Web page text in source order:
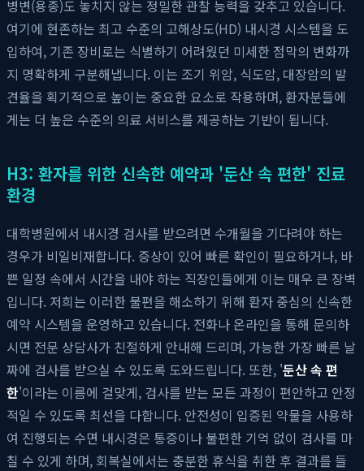
병변(용종)도 놓치지 않는 정밀한 관찰 능력을 갖추고 있습니다.
여기에 현존하는 최고 수준의 고해상도(HD) 내시경 시스템을 도
입하여, 기존 장비로는 식별하기 어려웠던 미세한 점막의 변화까
지 명확하게 구분해냅니다. 이는 조기 위암, 식도암, 대장암의 발
견율을 획기적으로 높이는 중요한 요소로 작용하며, 환자분들에
게는 더 높은 수준의 의료 서비스를 제공하는 기반이 됩니다.
H3: 환자를 위한 신속한 예약과 '둔산 속 편한' 진료
환경
대학병원에서 내시경 검사를 받으려면 수개월을 기다려야 하는
경우가 비일비재합니다. 증상이 있어 빠른 확인이 필요하거나, 바
쁜 일정 속에서 시간을 내야 하는 직장인들에게 이는 매우 큰 장벽
입니다. 저희는 이러한 불편을 해소하기 위해 환자 중심의 신속한
예약 시스템을 운영하고 있습니다. 전화나 온라인을 통해 문의하
시면 전문 상담사가 친절하게 안내해 드리며, 가능한 가장 빠른 날
짜에 검사를 받으실 수 있도록 도와드립니다. 또한, '둔산 속 편
한'이라는 이름에 걸맞게, 검사를 받는 모든 과정이 편안하고 안정
적일 수 있도록 최선을 다합니다. 안전성이 입증된 약물을 사용하
여 진행되는 수면 내시경은 통증이나 불편한 기억 없이 검사를 마
칠 수 있게 하며, 회복실에서는 충분한 휴식을 취한 후 결과를 들